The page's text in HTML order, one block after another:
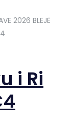
2026 BLEJË
i Ri